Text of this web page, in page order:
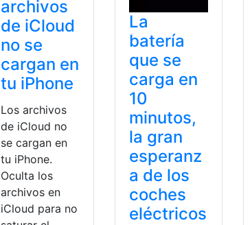
archivos
de iCloud
no se
cargan en
tu iPhone
Los archivos
de iCloud no
se cargan en
tu iPhone.
Oculta los
archivos en
iCloud para no
La
batería
que se
carga en
10
minutos,
la gran
esperanz
a de los
coches
eléctricos